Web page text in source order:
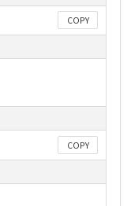
COPY
COPY